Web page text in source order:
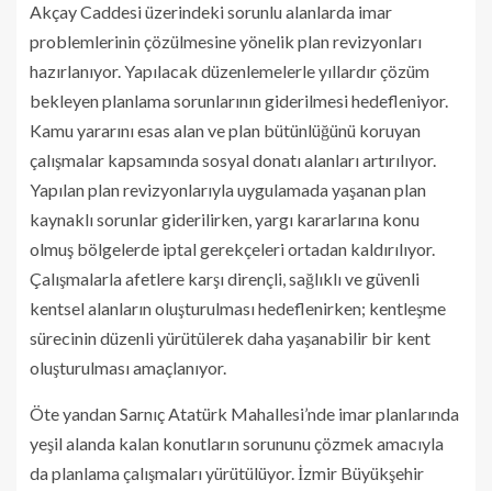
Akçay Caddesi üzerindeki sorunlu alanlarda imar
problemlerinin çözülmesine yönelik plan revizyonları
hazırlanıyor. Yapılacak düzenlemelerle yıllardır çözüm
bekleyen planlama sorunlarının giderilmesi hedefleniyor.
Kamu yararını esas alan ve plan bütünlüğünü koruyan
çalışmalar kapsamında sosyal donatı alanları artırılıyor.
Yapılan plan revizyonlarıyla uygulamada yaşanan plan
kaynaklı sorunlar giderilirken, yargı kararlarına konu
olmuş bölgelerde iptal gerekçeleri ortadan kaldırılıyor.
Çalışmalarla afetlere karşı dirençli, sağlıklı ve güvenli
kentsel alanların oluşturulması hedeflenirken; kentleşme
sürecinin düzenli yürütülerek daha yaşanabilir bir kent
oluşturulması amaçlanıyor.
Öte yandan Sarnıç Atatürk Mahallesi’nde imar planlarında
yeşil alanda kalan konutların sorununu çözmek amacıyla
da planlama çalışmaları yürütülüyor. İzmir Büyükşehir